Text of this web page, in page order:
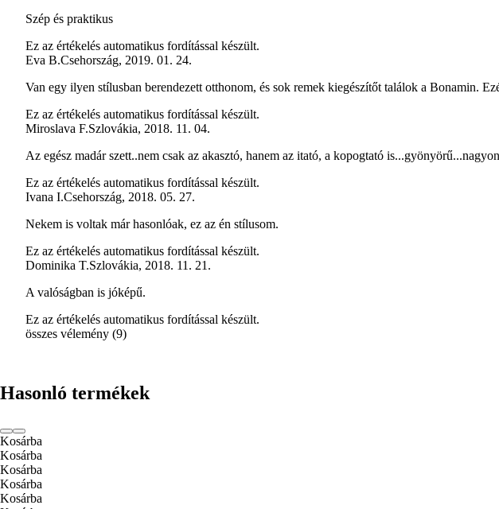
Szép és praktikus
Ez az értékelés automatikus fordítással készült.
Eva B.Csehország, 2019. 01. 24.
Van egy ilyen stílusban berendezett otthonom, és sok remek kiegészítőt találok a Bonamin.
Ez az értékelés automatikus fordítással készült.
Miroslava F.Szlovákia, 2018. 11. 04.
Az egész madár szett..nem csak az akasztó, hanem az itató, a kopogtató
Ez az értékelés automatikus fordítással készült.
Ivana I.Csehország, 2018. 05. 27.
Nekem is voltak már hasonlóak, ez az én stílusom.
Ez az értékelés automatikus fordítással készült.
Dominika T.Szlovákia, 2018. 11. 21.
A valóságban is jóképű.
Ez az értékelés automatikus fordítással készült.
összes vélemény (9)
Hasonló termékek
Kosárba
Kosárba
Kosárba
Kosárba
Kosárba